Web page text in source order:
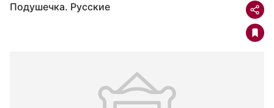
Подушечка. Русские